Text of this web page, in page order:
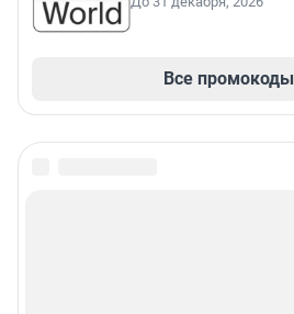
Все промокоды